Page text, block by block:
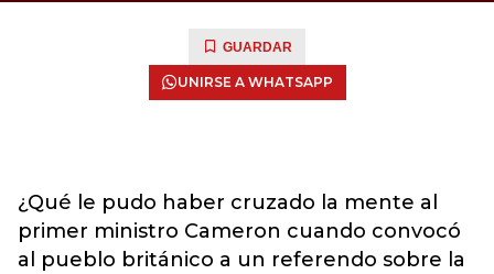
GUARDAR
UNIRSE A WHATSAPP
¿Qué le pudo haber cruzado la mente al
primer ministro Cameron cuando convocó
al pueblo británico a un referendo sobre la